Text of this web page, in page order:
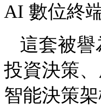
AI 數位終
這套被
投資決策
智能決策